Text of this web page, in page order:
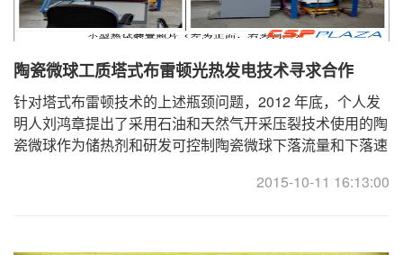
陶瓷微球工质塔式布雷顿光热发电技术寻求合作
针对塔式布雷顿技术的上述瓶颈问题，2012 年底，个人发
明人刘鸿章提出了采用石油和天然气开采压裂技术使用的陶
瓷微球作为储热剂和研发可控制陶瓷微球下落流量和下落速
2015-10-11 16:13:00